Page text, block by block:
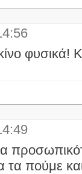
φυσικά!
τα πούμε